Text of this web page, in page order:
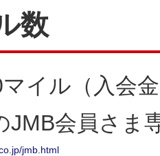
数
イル（入会
JMB会員さま
jmb.html